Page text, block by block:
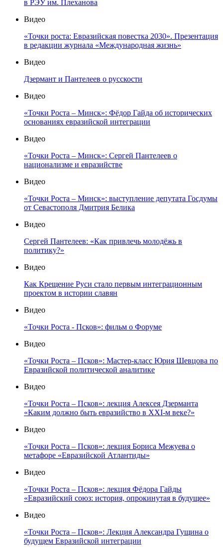
в РЭУ им. Плеханова
Видео
«Точки роста: Евразийская повестка 2030». Презентация
в редакции журнала «Международная жизнь»
Видео
Дзермант и Пантелеев о русскости
Видео
«Точки Роста – Минск»: Фёдор Гайда об исторических
основаниях евразийской интеграции
Видео
«Точки Роста – Минск»: Сергей Пантелеев о
национализме и евразийстве
Видео
«Точки Роста – Минск»: выступление депутата Госдумы
от Севастополя Дмитрия Белика
Видео
Сергей Пантелеев: «Как привлечь молодёжь в
политику?»
Видео
Как Крещение Руси стало первым интеграционным
проектом в истории славян
Видео
«Точки Роста - Псков»: фильм о Форуме
Видео
«Точки Роста – Псков»: Мастер-класс Юрия Шевцова по
Евразийской политической аналитике
Видео
«Точки Роста – Псков»: лекция Алексея Дзерманта
«Каким должно быть евразийство в XXI-м веке?»
Видео
«Точки Роста – Псков»: лекция Бориса Межуева о
метафоре «Евразийской Атлантиды»
Видео
«Точки Роста – Псков»: лекция Фёдора Гайды
«Евразийский союз: история, опрокинутая в будущее»
Видео
«Точки Роста – Псков»: Лекция Александра Гущина о
будущем Евразийской интеграции